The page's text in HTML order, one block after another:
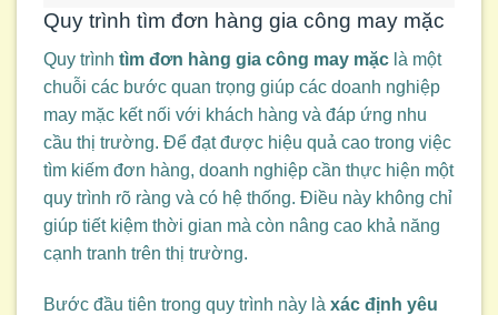
Quy trình tìm đơn hàng gia công may mặc
Quy trình tìm đơn hàng gia công may mặc là một
chuỗi các bước quan trọng giúp các doanh nghiệp
may mặc kết nối với khách hàng và đáp ứng nhu
cầu thị trường. Để đạt được hiệu quả cao trong việc
tìm kiếm đơn hàng, doanh nghiệp cần thực hiện một
quy trình rõ ràng và có hệ thống. Điều này không chỉ
giúp tiết kiệm thời gian mà còn nâng cao khả năng
cạnh tranh trên thị trường.
Bước đầu tiên trong quy trình này là xác định yêu